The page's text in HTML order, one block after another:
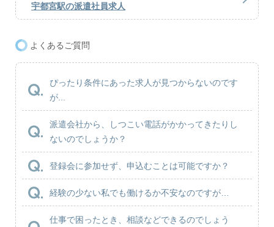
宇都宮駅の派遣社員求人
よくあるご質問
ぴったり条件にあった求人が見つからないのです
が...
派遣会社から、しつこい電話がかかってきたりし
ないのでしょうか？
登録会に参加せず、申込むことは可能ですか？
経験の少ない私でも働けるか不安なのですが…
仕事で困ったとき、相談などできるのでしょう